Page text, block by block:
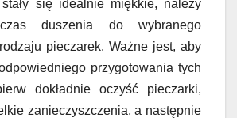
się idealnie miękkie, należy
duszenia do wybranego
pieczarek. Ważne jest, aby
przygotowania tych
dokładnie oczyść pieczarki,
zanieczyszczenia, a następnie